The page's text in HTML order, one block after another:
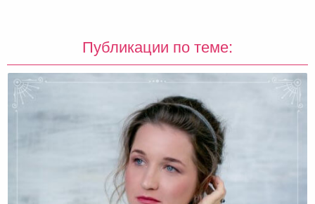
Публикации по теме: